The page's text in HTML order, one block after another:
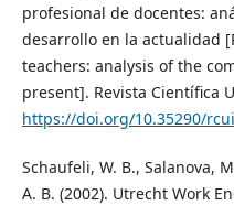
profesional de docentes:
desarrollo en la actualidad
teachers: analysis of the
present]. Revista Científica
https://doi.org/10.35290/
Schaufeli, W. B., Salanova,
A. B. (2002). Utrecht Work